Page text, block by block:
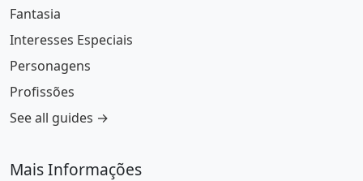
Fantasia
Interesses Especiais
Personagens
Profissões
See all guides →
Mais Informações